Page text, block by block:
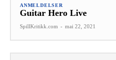
ANMELDELSER
Guitar Hero Live
SpillKritikk.com - mai 22, 2021